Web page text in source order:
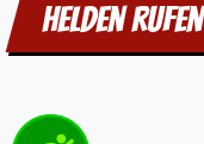
Helden rufen